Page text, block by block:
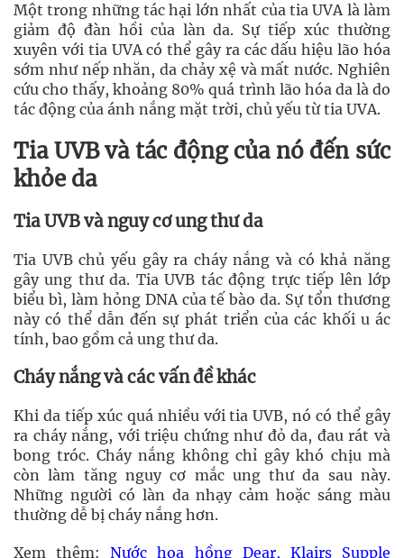
Một trong những tác hại lớn nhất của tia UVA là làm
giảm độ đàn hồi của làn da. Sự tiếp xúc thường
xuyên với tia UVA có thể gây ra các dấu hiệu lão hóa
sớm như nếp nhăn, da chảy xệ và mất nước. Nghiên
cứu cho thấy, khoảng 80% quá trình lão hóa da là do
tác động của ánh nắng mặt trời, chủ yếu từ tia UVA.
Tia UVB và tác động của nó đến sức
khỏe da
Tia UVB và nguy cơ ung thư da
Tia UVB chủ yếu gây ra cháy nắng và có khả năng
gây ung thư da. Tia UVB tác động trực tiếp lên lớp
biểu bì, làm hỏng DNA của tế bào da. Sự tổn thương
này có thể dẫn đến sự phát triển của các khối u ác
tính, bao gồm cả ung thư da.
Cháy nắng và các vấn đề khác
Khi da tiếp xúc quá nhiều với tia UVB, nó có thể gây
ra cháy nắng, với triệu chứng như đỏ da, đau rát và
bong tróc. Cháy nắng không chỉ gây khó chịu mà
còn làm tăng nguy cơ mắc ung thư da sau này.
Những người có làn da nhạy cảm hoặc sáng màu
thường dễ bị cháy nắng hơn.
Xem thêm:Nước hoa hồng Dear, Klairs Supple